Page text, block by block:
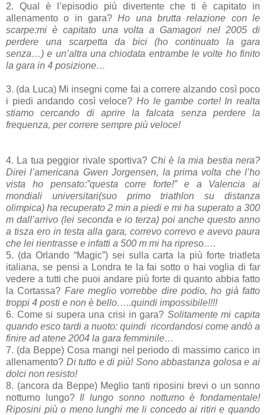
2. Qual è l’episodio più divertente che ti è capitato in
allenamento o in gara?Ho una brutta relazione con le
scarpe:mi è capitato una volta a Gamagori nel 2005 di
perdere una scarpetta da bici (ho continuato la gara
senza…) e un’altra una chiodata entrambe le volte ho finito
la gara in 4 posizione…
3. (da Luca) Mi insegni come fai a correre alzando così poco
i piedi andando così veloce? Ho le gambe corte! In realta
stiamo cercando di aprire la falcata senza perdere la
frequenza, per correre sempre più veloce!
4. La tua peggior rivale sportiva? Chi è la mia bestia nera?
Direi l’americana Gwen Jorgensen, la prima volta che l’ho
vista ho pensato:”questa corre forte!” e a Valencia ai
mondiali universitari(suo primo triathlon su distanza
olimpica) ha recuperato 2 min a piedi e mi ha superato a 300
m dall’arrivo (lei seconda e io terza) poi anche questo anno
a tisza ero in testa alla gara, correvo correvo e avevo paura
che lei rientrasse e infatti a 500 m mi ha ripreso….
5. (da Orlando “Magic”) sei sulla carta la più forte triatleta
italiana, se pensi a Londra te la fai sotto o hai voglia di far
vedere a tutti che puoi andare più forte di quanto abbia fatto
la Cortassa? Fare meglio vorrebbe dire podio, ho già fatto
troppi 4 posti e non è bello…..quindi impossibile!!!!
6. Come si supera una crisi in gara? Solitamente mi capita
quando esco tardi a nuoto: quindi ricordandosi come andò a
finire ad atene 2004 la gara femminile…
7. (da Beppe) Cosa mangi nel periodo di massimo carico in
allenamento? Di tutto e di più! Sono abbastanza golosa e ai
dolci non resisto!
8. (ancora da Beppe) Meglio tanti riposini brevi o un sonno
notturno lungo? Il lungo sonno notturno è fondamentale!
Riposini più o meno lunghi me li concedo ai ritiri e quando